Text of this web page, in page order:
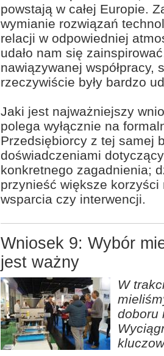
powstają w całej Europie.
wymianie rozwiązań
relacji w odpowiedniej
udało nam się
nawiązywanej współpracy,
rzeczywiście były bardzo
Jaki jest najważniejszy
polega wyłącznie na
Przedsiębiorcy z tej samej
doświadczeniami
konkretnego zagadnienia;
przynieść większe korzyści
wsparcia czy interwencji.
Wniosek 9: Wybór
jest ważny
W
doboru